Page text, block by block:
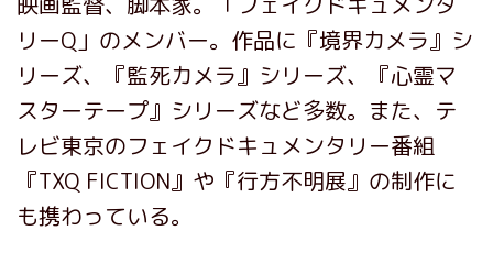
リーQ」のメンバー。作品に『境界カメラ』シ
リーズ、『監死カメラ』シリーズ、『心霊マ
スターテープ』シリーズなど多数。また、テ
レビ東京のフェイクドキュメンタリー番組
『TXQ FICTION』や『行方不明展』の制作に
も携わっている。